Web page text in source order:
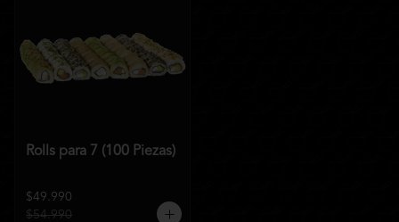
Rolls para 7 (100 Piezas)
$49.990
$54.990